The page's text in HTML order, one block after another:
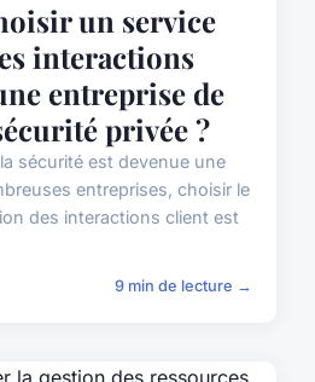
un service
interactions
entreprise de
privée ?
sécurité est devenue une
entreprises, choisir le
des interactions client est
9 min de lecture →